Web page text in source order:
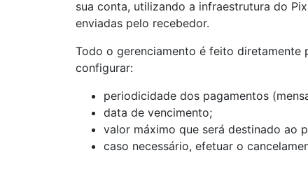
sua conta, utilizando a infraestrutura do
enviadas pelo recebedor.
Todo o gerenciamento é feito diretamente
configurar:
periodicidade dos pagamentos
data de vencimento;
valor máximo que será destinado ao
caso necessário, efetuar o